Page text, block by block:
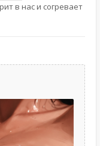
в нас и согревает